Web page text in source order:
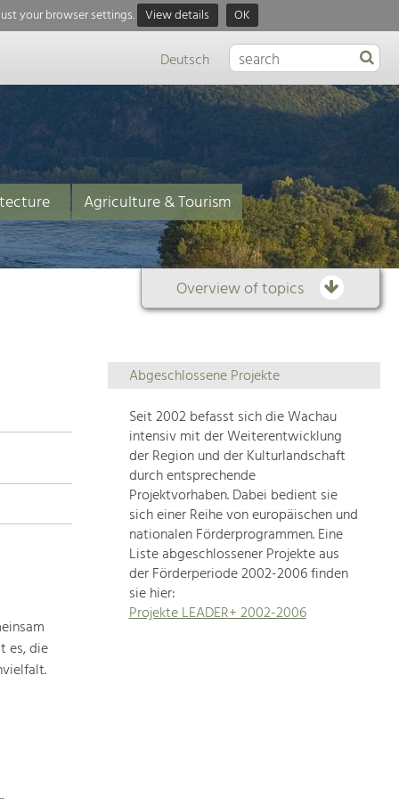
your browser settings. View details OK
Deutsch
Agriculture & Tourism
Overview of topics
Overview
of
topics
Development
within
our
region
is
extremely
diverse.
Which
es, die
Abgeschlossene Projekte
Seit 2002 befasst sich die Wachau
intensiv mit der Weiterentwicklung
der Region und der Kulturlandschaft
durch entsprechende
Projektvorhaben. Dabei bedient sie
sich einer Reihe von europäischen und
nationalen Förderprogrammen. Eine
Liste abgeschlossener Projekte aus
der Förderperiode 2002-2006 finden
sie hier:
Projekte LEADER+ 2002-2006